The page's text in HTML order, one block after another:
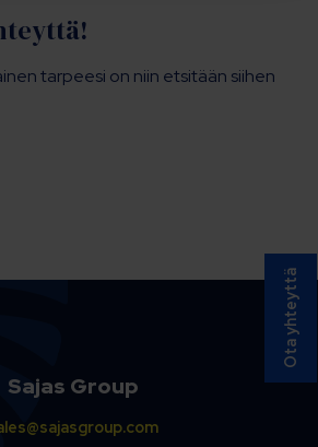
tarpeesi on niin etsitään siihen
Sajas Group
Ota yhteyttä